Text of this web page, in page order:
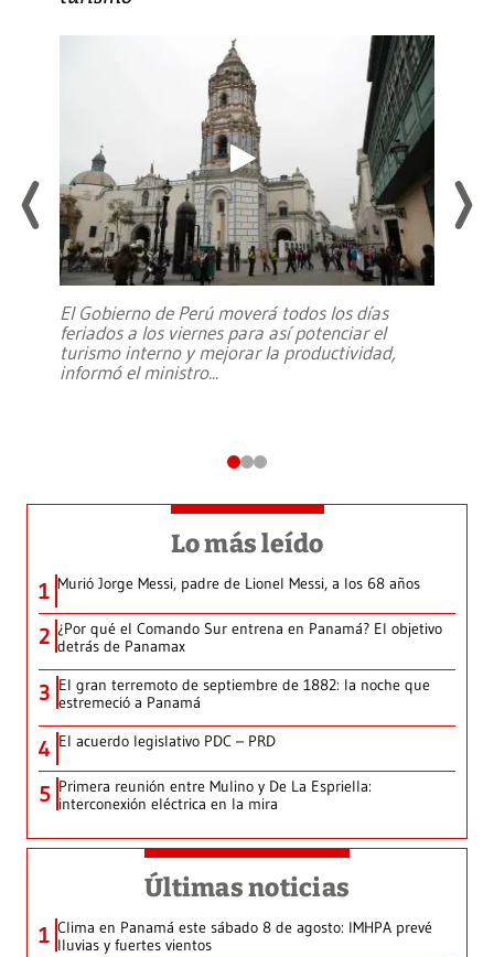
El Gobierno de Perú moverá todos los días
feriados a los viernes para así potenciar el
turismo interno y mejorar la productividad,
informó el ministro...
Lo más leído
1 Murió Jorge Messi, padre de Lionel Messi, a los 68 años
2 ¿Por qué el Comando Sur entrena en Panamá? El objetivo
detrás de Panamax
3 El gran terremoto de septiembre de 1882: la noche que
estremeció a Panamá
4 El acuerdo legislativo PDC – PRD
5 Primera reunión entre Mulino y De La Espriella:
interconexión eléctrica en la mira
Últimas noticias
1 Clima en Panamá este sábado 8 de agosto: IMHPA prevé
lluvias y fuertes vientos